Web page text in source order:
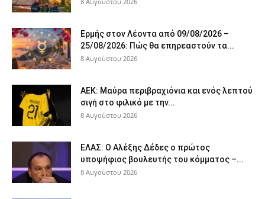
Ερμής στον Λέοντα από 09/08/2026 –
25/08/2026: Πώς θα επηρεαστούν τα...
8 Αυγούστου 2026
ΑΕΚ: Μαύρα περιβραχιόνια και ενός λεπτού
σιγή στο φιλικό με την...
8 Αυγούστου 2026
ΕΛΑΣ: Ο Αλέξης Δέδες ο πρώτος
υποψήφιος βουλευτής του κόμματος –...
8 Αυγούστου 2026